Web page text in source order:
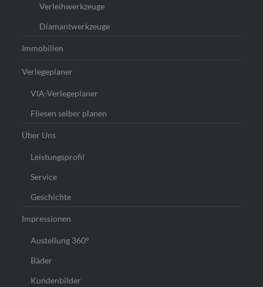
Verleihwerkzeuge
Diamantwerkzeuge
Immobilien
Verlegeplaner
VIA-Verlegeplaner
Fliesen selber planen
Über Uns
Leistungsprofil
Service
Geschichte
Impressionen
Austellung 360°
Bäder
Kundenbilder